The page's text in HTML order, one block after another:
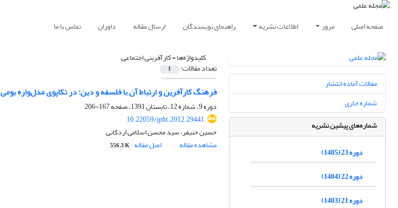
صفحه اصلی مرور اطلاعات نشریه راهنمای نویسندگان ارسال مقاله داوران تماس با ما
کلیدواژه‌ها =کارآفرینی اجتماعی.
تعداد مقالات: 1
فرهنگ کارآفرین و ارتباط آن با فلسفه و دین: در تکاپوی مدل‌واره بومی
دوره 9، شماره 12، تابستان 1391، صفحه
167-206
10.22059/jpht.2012.29441
حسین خنیفر، سید محسن اسلامی اردکانی
مشاهده مقاله
اصل مقاله 556.3 K
مقالات آماده انتشار
شماره جاری
شماره‌های پیشین نشریه
دوره 23 (1405)
دوره 22 (1404)
دوره 21 (1403)